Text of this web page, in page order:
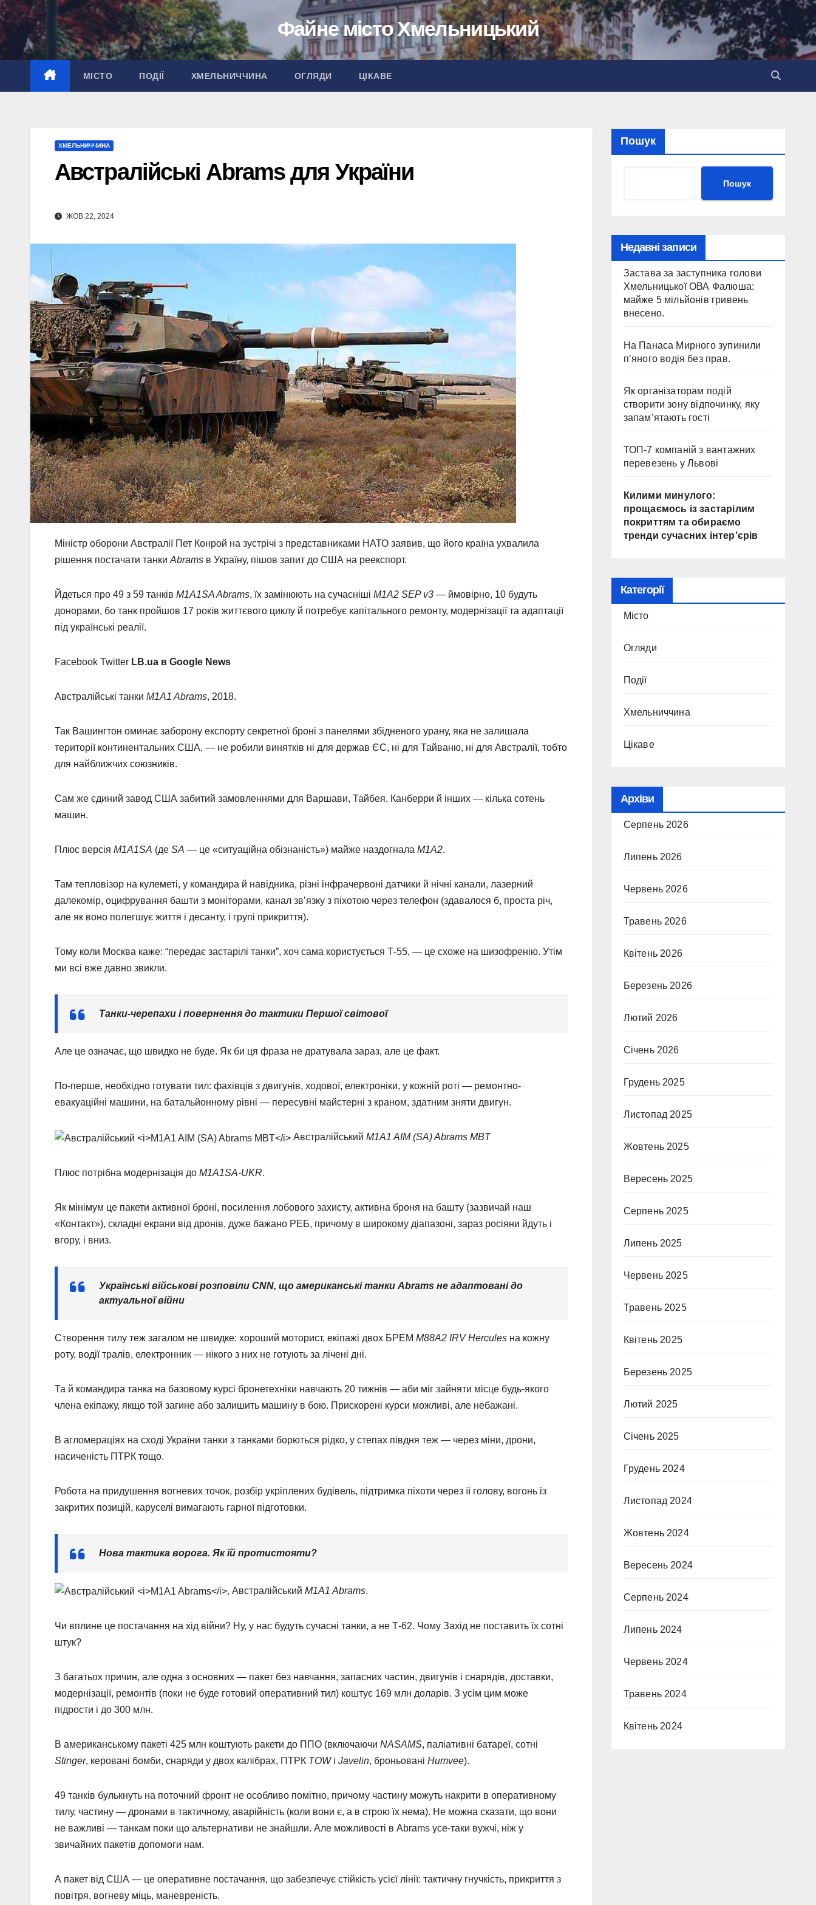
Перейти
вмісту
Файне місто Хмельницький
МІСТО ПОДІЇ ХМЕЛЬНИЧЧИНА ОГЛЯДИ ЦІКАВЕ
ХМЕЛЬНИЧЧИНА
Австралійські Abrams для України
ЖОВ 22, 2024
Міністр оборони Австралії Пет Конрой на зустрічі з представниками НАТО заявив, що його країна ухвалила
рішення постачати танки Abrams в Україну, пішов запит до США на реекспорт.
Йдеться про 49 з 59 танків M1A1SA Abrams, їх замінюють на сучасніші M1A2 SEP v3 — ймовірно, 10 будуть
донорами, бо танк пройшов 17 років життєвого циклу й потребує капітального ремонту, модернізації та адаптації
під українські реалії.
Facebook Twitter LB.ua в Google News
Австралійські танки M1A1 Abrams, 2018.
Так Вашингтон оминає заборону експорту секретної броні з панелями збідненого урану, яка не залишала
території континентальних США, — не робили винятків ні для держав ЄС, ні для Тайваню, ні для Австралії, тобто
для найближчих союзників.
Сам же єдиний завод США забитий замовленнями для Варшави, Тайбея, Канберри й інших — кілька сотень
машин.
Плюс версія M1A1SA (де SA — це «ситуаційна обізнаність») майже наздогнала M1A2.
Там тепловізор на кулеметі, у командира й навідника, різні інфрачервоні датчики й нічні канали, лазерний
далекомір, оцифрування башти з моніторами, канал зв’язку з піхотою через телефон (здавалося б, проста річ,
але як воно полегшує життя і десанту, і групі прикриття).
Тому коли Москва каже: “передає застарілі танки”, хоч сама користується Т-55, — це схоже на шизофренію. Утім
ми всі вже давно звикли.
Танки-черепахи і повернення до тактики Першої світової
Але це означає, що швидко не буде. Як би ця фраза не дратувала зараз, але це факт.
По-перше, необхідно готувати тил: фахівців з двигунів, ходової, електроніки, у кожній роті — ремонтно-
евакуаційні машини, на батальйонному рівні — пересувні майстерні з краном, здатним зняти двигун.
Австралійський M1A1 AIM (SA) Abrams MBT
Плюс потрібна модернізація до M1A1SA-UKR.
Як мінімум це пакети активної броні, посилення лобового захисту, активна броня на башту (зазвичай наш
«Контакт»), складні екрани від дронів, дуже бажано РЕБ, причому в широкому діапазоні, зараз росіяни йдуть і
вгору, і вниз.
Українські військові розповіли CNN, що американські танки Abrams не адаптовані до
актуальної війни
Створення тилу теж загалом не швидке: хороший моторист, екіпажі двох БРЕМ M88A2 IRV Hercules на кожну
роту, водії тралів, електронник — нікого з них не готують за лічені дні.
Та й командира танка на базовому курсі бронетехніки навчають 20 тижнів — аби міг зайняти місце будь-якого
члена екіпажу, якщо той загине або залишить машину в бою. Прискорені курси можливі, але небажані.
В агломераціях на сході України танки з танками борються рідко, у степах півдня теж — через міни, дрони,
насиченість ПТРК тощо.
Робота на придушення вогневих точок, розбір укріплених будівель, підтримка піхоти через її голову, вогонь із
закритих позицій, каруселі вимагають гарної підготовки.
Нова тактика ворога. Як їй протистояти?
Австралійський M1A1 Abrams.
Чи вплине це постачання на хід війни? Ну, у нас будуть сучасні танки, а не Т-62. Чому Захід не поставить їх сотні
штук?
З багатьох причин, але одна з основних — пакет без навчання, запасних частин, двигунів і снарядів, доставки,
модернізації, ремонтів (поки не буде готовий оперативний тил) коштує 169 млн доларів. З усім цим може
підрости і до 300 млн.
В американському пакеті 425 млн коштують ракети до ППО (включаючи NASAMS, паліативні батареї, сотні
Stinger, керовані бомби, снаряди у двох калібрах, ПТРК TOWі Javelin, броньовані Humvee).
49 танків булькнуть на поточний фронт не особливо помітно, причому частину можуть накрити в оперативному
тилу, частину — дронами в тактичному, аварійність (коли вони є, а в строю їх нема). Не можна сказати, що вони
не важливі — танкам поки що альтернативи не знайшли. Але можливості в Abrams усе-таки вужчі, ніж у
звичайних пакетів допомоги нам.
А пакет від США — це оперативне постачання, що забезпечує стійкість усієї лінії: тактичну гнучкість, прикриття з
повітря, вогневу міць, маневреність.
Пошук
Пошук
Недавні записи
Застава за заступника голови
Хмельницької ОВА Фалюша:
майже 5 мільйонів гривень
внесено.
На Панаса Мирного зупинили
п’яного водія без прав.
Як організаторам подій
створити зону відпочинку, яку
запам’ятають гості
ТОП-7 компаній з вантажних
перевезень у Львові
Килими минулого:
прощаємось із застарілим
покриттям та обираємо
тренди сучасних інтер’єрів
Категорії
Місто
Огляди
Події
Хмельниччина
Цікаве
Архіви
Серпень 2026
Липень 2026
Червень 2026
Травень 2026
Квітень 2026
Березень 2026
Лютий 2026
Січень 2026
Грудень 2025
Листопад 2025
Жовтень 2025
Вересень 2025
Серпень 2025
Липень 2025
Червень 2025
Травень 2025
Квітень 2025
Березень 2025
Лютий 2025
Січень 2025
Грудень 2024
Листопад 2024
Жовтень 2024
Вересень 2024
Серпень 2024
Липень 2024
Червень 2024
Травень 2024
Квітень 2024